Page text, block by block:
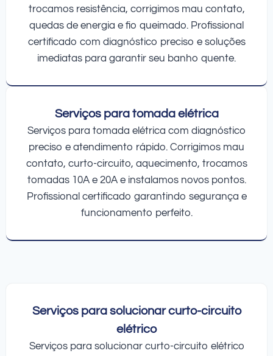
trocamos resistência, corrigimos mau contato,
quedas de energia e fio queimado. Profissional
certificado com diagnóstico preciso e soluções
imediatas para garantir seu banho quente.
Serviços para tomada elétrica
Serviços para tomada elétrica com diagnóstico
preciso e atendimento rápido. Corrigimos mau
contato, curto-circuito, aquecimento, trocamos
tomadas 10A e 20A e instalamos novos pontos.
Profissional certificado garantindo segurança e
funcionamento perfeito.
Serviços para solucionar curto-circuito
elétrico
Serviços para solucionar curto-circuito elétrico